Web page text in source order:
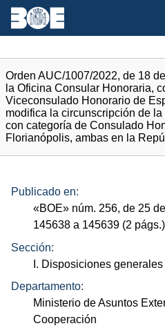
Orden AUC/1007/2022, de 18
la Oficina Consular Honoraria,
Viceconsulado Honorario de
modifica la circunscripción de
con categoría de Consulado
Florianópolis, ambas en la
Publicado en:
«BOE» núm. 256, de 25
145638 a 145639 (2 págs.)
Sección:
I. Disposiciones generales
Departamento:
Ministerio de Asuntos
Cooperación